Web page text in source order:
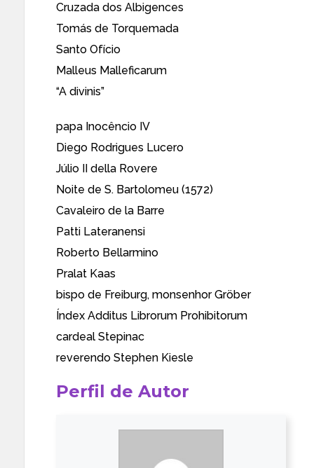
Cruzada dos Albigences
Tomás de Torquemada
Santo Ofício
Malleus Malleficarum
“A divinis”
papa Inocêncio IV
Diego Rodrigues Lucero
Júlio II della Rovere
Noite de S. Bartolomeu (1572)
Cavaleiro de la Barre
Patti Lateranensi
Roberto Bellarmino
Pralat Kaas
bispo de Freiburg, monsenhor Gröber
Índex Additus Librorum Prohibitorum
cardeal Stepinac
reverendo Stephen Kiesle
Perfil de Autor